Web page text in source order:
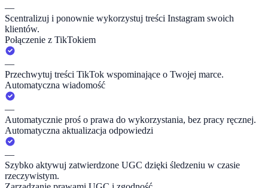
—
Scentralizuj i ponownie wykorzystuj treści Instagram swoich
klientów.
Połączenie z TikTokiem
—
Przechwytuj treści TikTok wspominające o Twojej marce.
Automatyczna wiadomość
—
Automatycznie proś o prawa do wykorzystania, bez pracy ręcznej.
Automatyczna aktualizacja odpowiedzi
—
Szybko aktywuj zatwierdzone UGC dzięki śledzeniu w czasie
rzeczywistym.